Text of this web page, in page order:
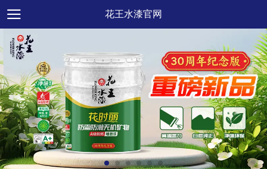
花王水漆官网